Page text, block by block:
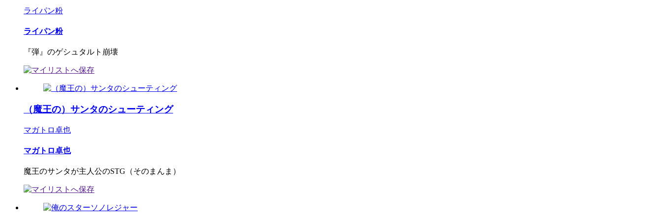
ライパン粉
ライパン粉
『弾』のゲシュタルト崩壊
（魔王の）サンタのシューティング
マガトロ卓也
マガトロ卓也
魔王のサンタが主人公のSTG（そのまんま）